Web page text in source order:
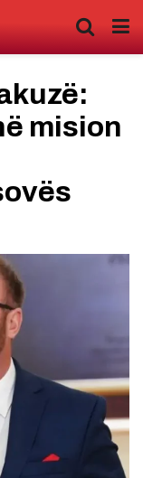
mision